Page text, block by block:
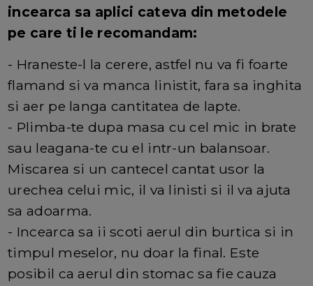
incearca sa aplici cateva din metodele
pe care ti le recomandam:
- Hraneste-l la cerere, astfel nu va fi foarte
flamand si va manca linistit, fara sa inghita
si aer pe langa cantitatea de lapte.
- Plimba-te dupa masa cu cel mic in brate
sau leagana-te cu el intr-un balansoar.
Miscarea si un cantecel cantat usor la
urechea celui mic, il va linisti si il va ajuta
sa adoarma.
- Incearca sa ii scoti aerul din burtica si in
timpul meselor, nu doar la final. Este
posibil ca aerul din stomac sa fie cauza